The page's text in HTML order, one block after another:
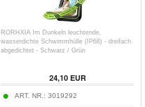
RORHXIA Im Dunkeln leuchtende,
wasserdichte Schwimmhülle (IP68) - dreifach
abgedichtet - Schwarz / Grün
24,10EUR
ART. NR.: 3019292